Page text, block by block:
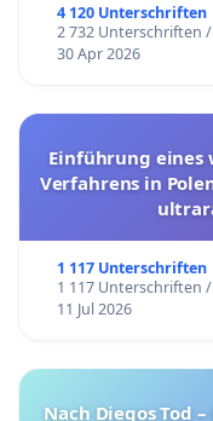
4 120 Unterschriften
2 732 Unterschriften /
30 Apr 2026
Einführung eines
Verfahrens in
1 117 Unterschriften
1 117 Unterschriften /
11 Jul 2026
Nach Diegos Tod